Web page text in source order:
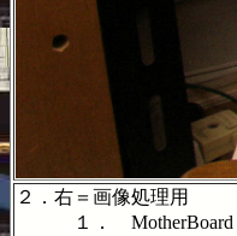
２．右＝画像処理用
１． MotherBoard＝